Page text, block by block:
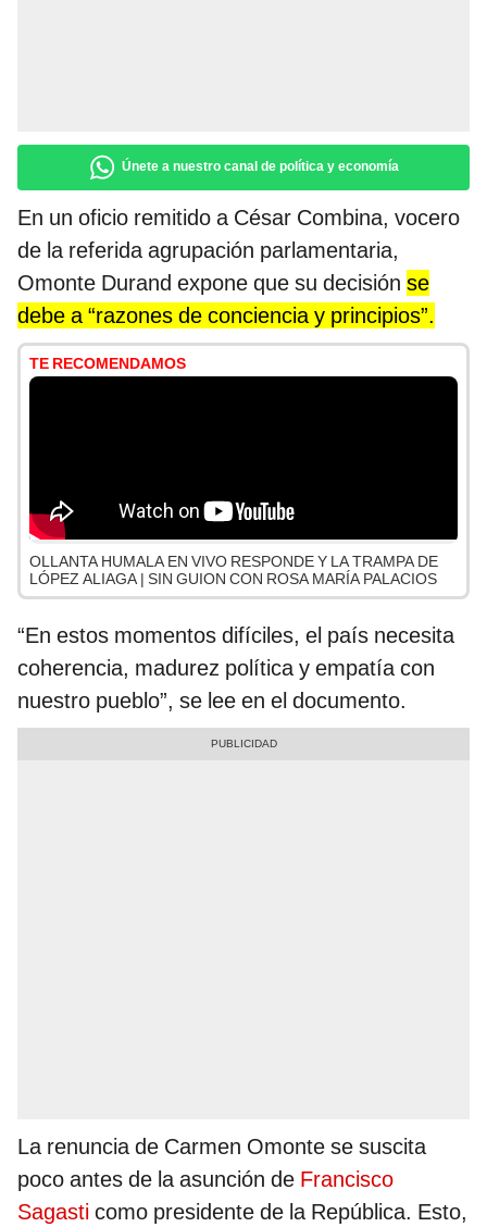
Únete a nuestro canal de política y economía
En un oficio remitido a César Combina, vocero
de la referida agrupación parlamentaria,
Omonte Durand expone que su decisión se
debe a “razones de conciencia y principios”.
TE RECOMENDAMOS
OLLANTA HUMALA EN VIVO RESPONDE Y LA TRAMPA DE
LÓPEZ ALIAGA | SIN GUION CON ROSA MARÍA PALACIOS
“En estos momentos difíciles, el país necesita
coherencia, madurez política y empatía con
nuestro pueblo”, se lee en el documento.
La renuncia de Carmen Omonte se suscita
poco antes de la asunción de Francisco
Sagasti como presidente de la República. Esto,